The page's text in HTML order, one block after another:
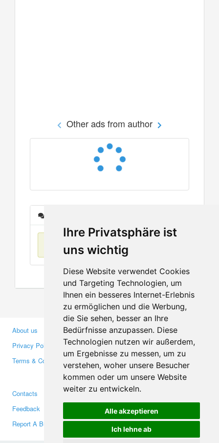
Ihre Privatsphäre ist
uns wichtig
Diese Website verwendet Cookies
und Targeting Technologien, um
Ihnen ein besseres Internet-Erlebnis
zu ermöglichen und die Werbung,
die Sie sehen, besser an Ihre
Bedürfnisse anzupassen. Diese
Technologien nutzen wir außerdem,
um Ergebnisse zu messen, um zu
verstehen, woher unsere Besucher
kommen oder um unsere Website
weiter zu entwickeln.
Alle akzeptieren
Ich lehne ab
Other ads from author
No items found
About us
Privacy Policy
Terms & Conditions
Business Partners
Investors
Media
Contacts
Feedback
Report A Bug
Facebook
Twitter
YouTube
Google+